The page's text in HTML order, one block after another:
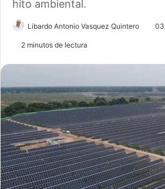
hito ambiental.
Libardo Antonio Vasquez Quintero
2 minutos de lectura